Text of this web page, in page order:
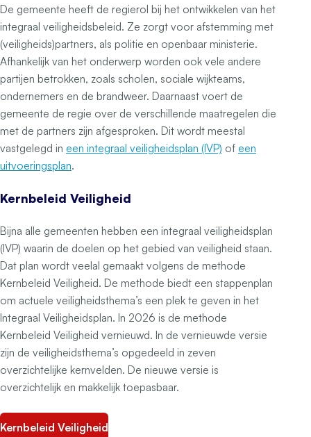
De gemeente heeft de regierol bij het ontwikkelen van het
integraal veiligheidsbeleid. Ze zorgt voor afstemming met
(veiligheids)partners, als politie en openbaar ministerie.
Afhankelijk van het onderwerp worden ook vele andere
partijen betrokken, zoals scholen, sociale wijkteams,
ondernemers en de brandweer. Daarnaast voert de
gemeente de regie over de verschillende maatregelen die
met de partners zijn afgesproken. Dit wordt meestal
vastgelegd in een integraal veiligheidsplan (IVP) of een
uitvoeringsplan.
Kernbeleid Veiligheid
Bijna alle gemeenten hebben een integraal veiligheidsplan
(IVP) waarin de doelen op het gebied van veiligheid staan.
Dat plan wordt veelal gemaakt volgens de methode
Kernbeleid Veiligheid. De methode biedt een stappenplan
om actuele veiligheidsthema’s een plek te geven in het
Integraal Veiligheidsplan. In 2026 is de methode
Kernbeleid Veiligheid vernieuwd. In de vernieuwde versie
zijn de veiligheidsthema’s opgedeeld in zeven
overzichtelijke kernvelden. De nieuwe versie is
overzichtelijk en makkelijk toepasbaar.
Kernbeleid Veiligheid